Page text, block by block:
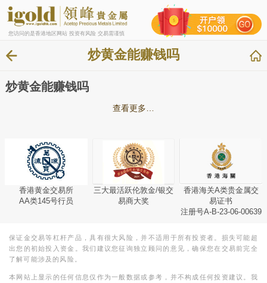
您访问的是香港地区网站 投资有风险 交易需谨慎
炒黄金能赚钱吗
炒黄金能赚钱吗
查看更多…
香港黄金交易所
AA类145号行员
三大最活跃伦敦金/银交
易商大奖
香港海关A类贵金属交
易证书
注册号A-B-23-06-00639
保证金交易等杠杆产品，具有很大风险，并不适用于所有投资者。损失可能超
出您的初始投入资金。我们建议您征询独立顾问的意见，确保您在交易前完全
了解可能涉及的风险。
本网站上显示的任何信息仅作为一般数据或参考，并不构成任何投资建议。我